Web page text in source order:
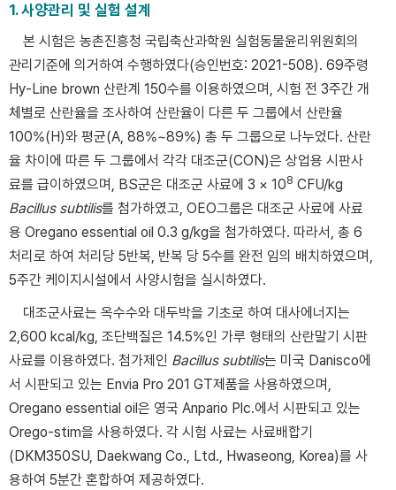
1. 사양관리 및 실험 설계
본 시험은 농촌진흥청 국립축산과학원 실험동물윤리위원회의
관리기준에 의거하여 수행하였다(승인번호: 2021-508). 69주령
Hy-Line brown 산란계 150수를 이용하였으며, 시험 전 3주간 개
체별로 산란율을 조사하여 산란율이 다른 두 그룹에서 산란율
100%(H)와 평균(A, 88%~89%) 총 두 그룹으로 나누었다. 산란
율 차이에 따른 두 그룹에서 각각 대조군(CON)은 상업용 시판사
료를 급이하였으며, BS군은 대조군 사료에 3 × 108 CFU/kg
Bacillus subtilis를 첨가하였고, OEO그룹은 대조군 사료에 사료
용 Oregano essential oil 0.3 g/kg을 첨가하였다. 따라서, 총 6
처리로 하여 처리당 5반복, 반복 당 5수를 완전 임의 배치하였으며,
5주간 케이지시설에서 사양시험을 실시하였다.
대조군사료는 옥수수와 대두박을 기초로 하여 대사에너지는
2,600 kcal/kg, 조단백질은 14.5%인 가루 형태의 산란말기 시판
사료를 이용하였다. 첨가제인 Bacillus subtilis는 미국 Danisco에
서 시판되고 있는 Envia Pro 201 GT제품을 사용하였으며,
Oregano essential oil은 영국 Anpario Plc.에서 시판되고 있는
Orego-stim을 사용하였다. 각 시험 사료는 사료배합기
(DKM350SU, Daekwang Co., Ltd., Hwaseong, Korea)를 사
용하여 5분간 혼합하여 제공하였다.